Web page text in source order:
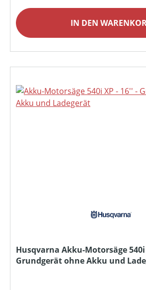
IN DEN
Husqvarna Akku-Motorsäge 540i
Grundgerät ohne Akku und